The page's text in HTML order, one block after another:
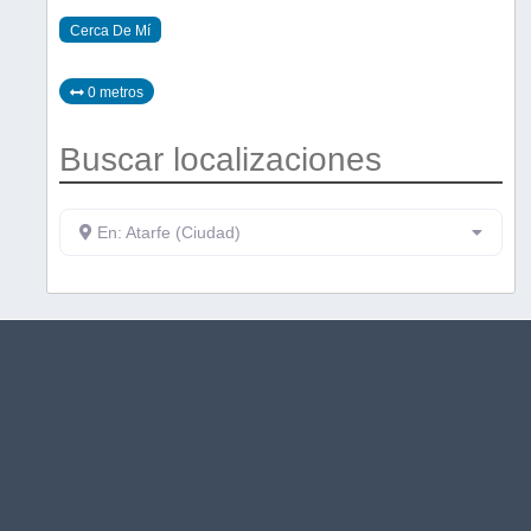
Cerca De Mí
0 metros
Buscar localizaciones
En: Atarfe (Ciudad)